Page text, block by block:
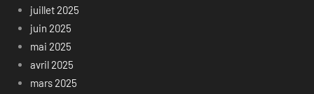
juillet 2025
juin 2025
mai 2025
avril 2025
mars 2025